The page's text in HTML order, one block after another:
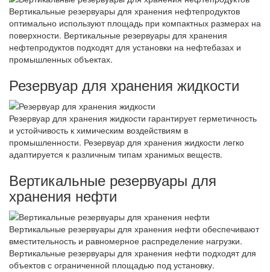
Вертикальные резервуары для хранения нефтепродуктов
оптимально используют площадь при компактных размерах на
поверхности. Вертикальные резервуары для хранения
нефтепродуктов подходят для установки на нефтебазах и
промышленных объектах.
Резервуар для хранения жидкости
Резервуар для хранения жидкости гарантирует герметичность
и устойчивость к химическим воздействиям в
промышленности. Резервуар для хранения жидкости легко
адаптируется к различным типам хранимых веществ.
Вертикальные резервуары для
хранения нефти
Вертикальные резервуары для хранения нефти обеспечивают
вместительность и равномерное распределение нагрузки.
Вертикальные резервуары для хранения нефти подходят для
объектов с ограниченной площадью под установку.